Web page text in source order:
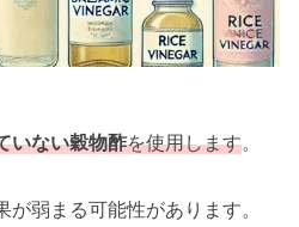
いない穀物酢を使用します。
弱まる可能性があります。